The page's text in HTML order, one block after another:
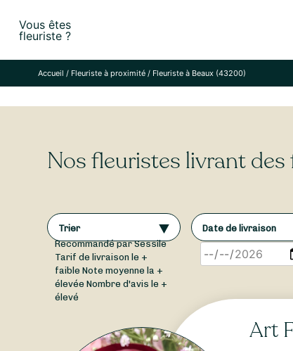
content
Vous êtes
fleuriste ?
Accueil / Fleuriste à proximité/ Fleuriste à Beaux (43200)
Nos fleuristes livrant
Trier
Recommandé par Sessile
Tarif de livraison le +
faible Note moyenne la +
élevée Nombre d'avis le +
élevé
Date de livraison
Art